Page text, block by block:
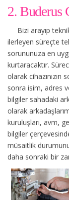
2. Buderus
Bizi arayıp
ilerleyen süreçte
sorununuza en
kurtaracaktır.
olarak cihazınızın
sonra isim, adres
bilgiler sahadaki
olarak
kuruluşları, avm,
bilgiler
müsaitlik
daha sonraki bir